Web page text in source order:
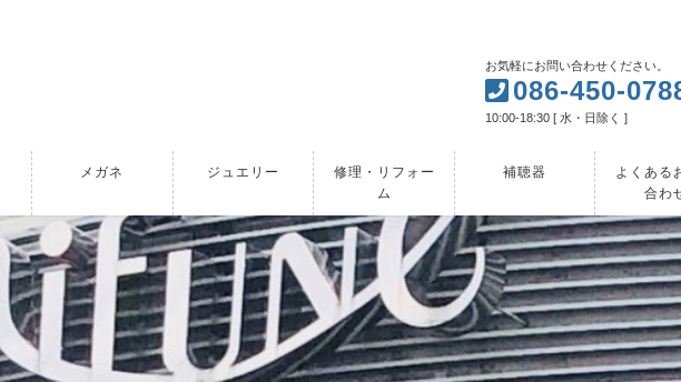
お気軽にお問い合わせください。
086-450-
10:00-18:30 [ 水・日除く ]
メガネ ジュエリー
修理・リフォー
ム
補聴器
よくある
合わ